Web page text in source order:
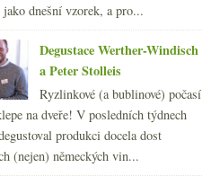
Ryzlink, Frankovka a
(239)
(239)
(238)
(240)
(240)
(250)
(251)
(254)
jako dnešní vzorek, a pro...
Degustace Werther-Windisch
a Peter Stolleis
Ryzlinkové (a bublinové) počasí
na dveře! V posledních týdnech
produkci docela dost
(nejen) německých vin...